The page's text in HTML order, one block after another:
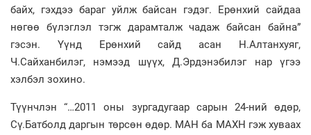
байх, гэхдээ бараг уйлж байсан гэдэг. Ерөнхий сайдаа
нөгөө бүлэглэл тэгж дарамталж чадаж байсан байна”
гэсэн. Үүнд Ерөнхий сайд асан Н.Алтанхуяг,
Ч.Сайханбилэг, нэмээд шүүх, Д.Эрдэнэбилэг нар үгээ
хэлбэл зохино.
Түүнчлэн “…2011 оны зургадугаар сарын 24-ний өдөр,
Сү.Батболд даргын төрсөн өдөр. МАН ба МАХН гэж хуваах